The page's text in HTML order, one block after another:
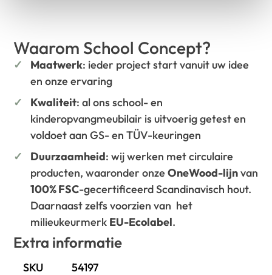
Waarom School Concept?
Maatwerk: ieder project start vanuit uw idee
en onze ervaring
Kwaliteit: al ons school- en
kinderopvangmeubilair is uitvoerig getest en
voldoet aan GS- en TÜV-keuringen
Duurzaamheid: wij werken met circulaire
producten, waaronder onzeOneWood-lijnvan
100% FSC-gecertificeerd Scandinavisch hout.
Daarnaast zelfs voorzien van het
milieukeurmerk EU-Ecolabel.
Extra informatie
SKU 54197